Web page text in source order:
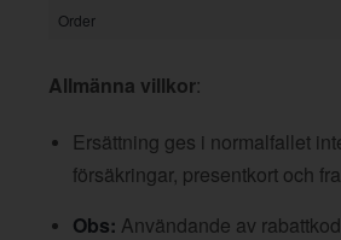
Order
Allmänna villkor:
Ersättning ges i normalfallet
försäkringar, presentkort och
Obs: Användande av